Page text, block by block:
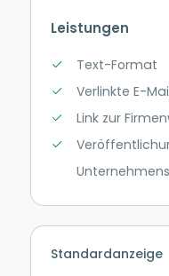
Leistungen
Text-Format
Verlinkte E-
Link zur
Standardanzeige